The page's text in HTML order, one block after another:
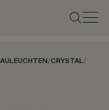
/CRYSTAL/